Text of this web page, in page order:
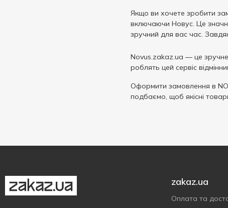
Якщо ви хочете зробити
включаючи Новус. Це
зручний для вас час.
Novus.zakaz.ua — це зручне
роблять цей сервіс
Оформити замовлення в
подбаємо, щоб якісні
zakaz.ua
Оплата та